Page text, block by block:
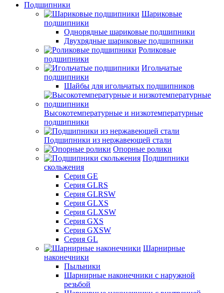
Подшипники
Шариковые
подшипники
Однорядные шариковые подшипники
Двухрядные шариковые подшипники
Роликовые
подшипники
Игольчатые
подшипники
Шайбы для игольчатых подшипников
Высокотемпературные и низкотемпературные
подшипники
Подшипники из нержавеющей стали
Опорные ролики
Подшипники
скольжения
Серия GE
Серия GLRS
Серия GLRSW
Серия GLXS
Серия GLXSW
Серия GXS
Серия GXSW
Серия GL
Шарнирные
наконечники
Пыльники
Шарнирные наконечники с наружной
резьбой